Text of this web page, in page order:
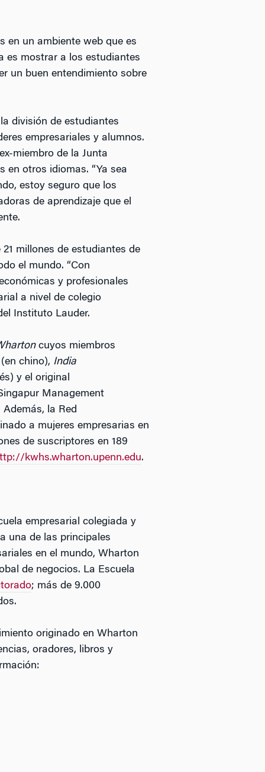
en un ambiente web que es
es mostrar a los estudiantes
un buen entendimiento sobre
división de estudiantes
empresariales y alumnos.
miembro de la Junta
en otros idiomas. “Ya sea
estoy seguro que los
de aprendizaje que el
millones de estudiantes de
el mundo. “Con
y profesionales
a nivel de colegio
Instituto Lauder.
cuyos miembros
chino), India
y el original
Management
la Red
a mujeres empresarias en
de suscriptores en 189
kwhs.wharton.upenn.edu.
empresarial colegiada y
una de las principales
en el mundo, Wharton
de negocios. La Escuela
; más de 9.000
originado en Wharton
oradores, libros y